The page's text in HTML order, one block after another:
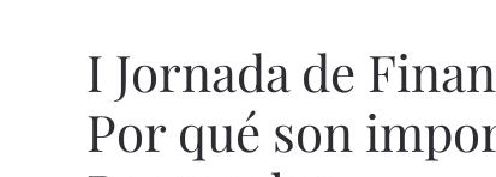
I Jornada de
Por qué son